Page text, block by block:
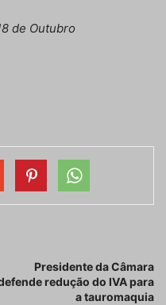
de Outubro
Presidente da Câmara
redução do IVA para
a tauromaquia